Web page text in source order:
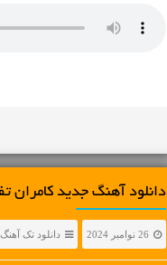
دانلود آهنگ جديد کامران
26 نوامبر 2024 دانلود تک